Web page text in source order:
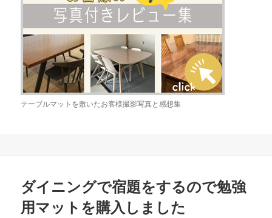
テーブルマットを敷いたお客様撮影写真と感想集
ダイニングで宿題をするので勉強
用マットを購入しました